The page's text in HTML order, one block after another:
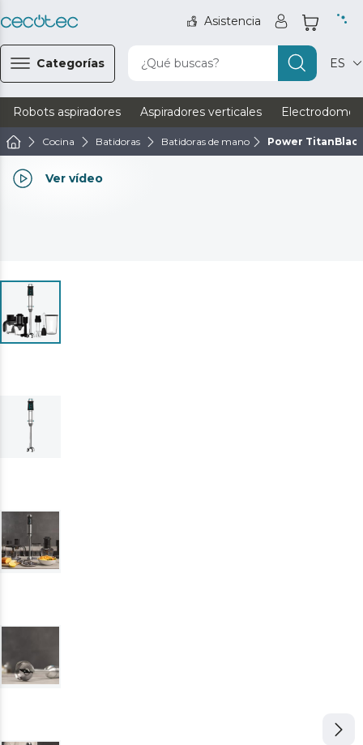
Asistencia
Categorías ¿Qué buscas? ES
Robots aspiradores Aspiradores verticales
Cocina Batidoras Batidoras de mano Power
Ver vídeo